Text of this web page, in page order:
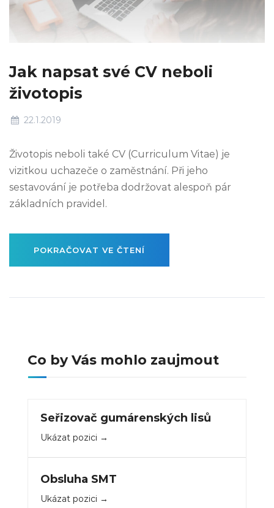
Jak napsat své CV neboli
životopis
22.1.2019
Životopis neboli také CV (Curriculum Vitae) je
vizitkou uchazeče o zaměstnání. Při jeho
sestavování je potřeba dodržovat alespoň pár
základních pravidel.
POKRAČOVAT VE ČTENÍ
Co by Vás mohlo zaujmout
Seřizovač gumárenských lisů
Ukázat pozici
Obsluha SMT
Ukázat pozici